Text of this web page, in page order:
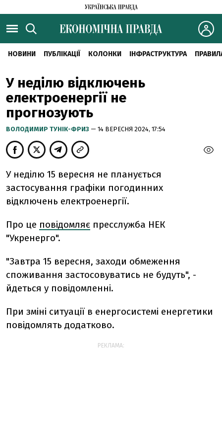
НОВИНИ ПУБЛІКАЦІЇ КОЛОНКИ ІНФРАСТРУКТУРА
У неділю відключень
електроенергії не
прогнозують
ВОЛОДИМИР ТУНІК-ФРИЗ — 14 ВЕРЕСНЯ 2024, 17:54
У неділю 15 вересня не планується
застосування графіки погодинних
відключень електроенергії.
Про це повідомляє пресслужба НЕК
"Укренерго".
"Завтра 15 вересня, заходи обмеження
споживання застосовуватись не будуть", -
йдеться у повідомленні.
При зміні ситуації в енергосистемі енергетики
повідомлять додатково.
РЕКЛАМА: